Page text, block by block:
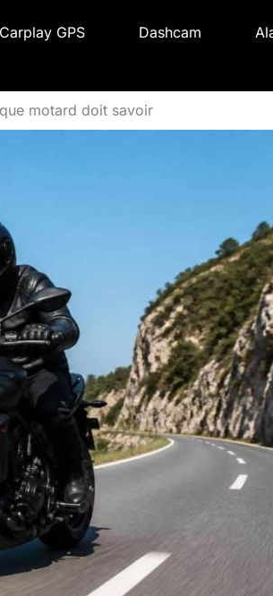
Carplay GPS Dashcam
motard doit savoir